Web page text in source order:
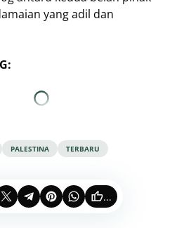
yang adil dan
PALESTINA TERBARU
...